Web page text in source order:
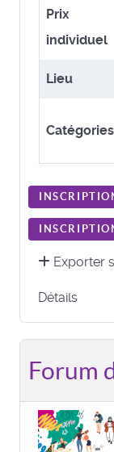
Prix
individuel
Lieu
Catégories
Exporter
Détails
Forum